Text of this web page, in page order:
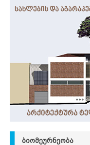
ᲑᲘᲝᲛᲔᲣᲠᲜᲔᲝᲑᲐ